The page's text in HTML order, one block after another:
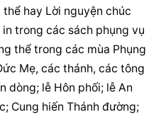
thể hay Lời nguyện chúc
trong các sách phụng vụ
thể trong các mùa Phụng
Mẹ, các thánh, các tông
dòng; lễ Hôn phối; lễ An
Cung hiến Thánh đường;